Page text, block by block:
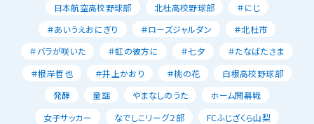
日本航空高校野球部
北杜高校野球部
＃にじ
＃あいうえおにぎり
＃ローズジャルダン
＃北杜市
＃バラが咲いた
＃虹の彼方に ＃七夕
＃たなばたさま
＃根岸哲也
＃井上かおり ＃桃の花
白根高校野球部
発酵
童謡 やまなしのうた
ホーム開幕戦
女子サッカー
なでしこリーグ２部
FCふじざくら山梨